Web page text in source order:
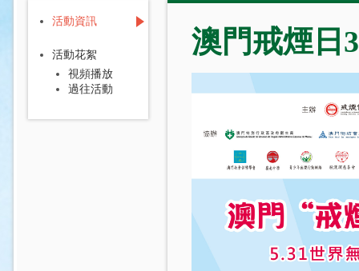
活動資訊
活動花絮
視頻播放
過往活動
澳門戒煙日